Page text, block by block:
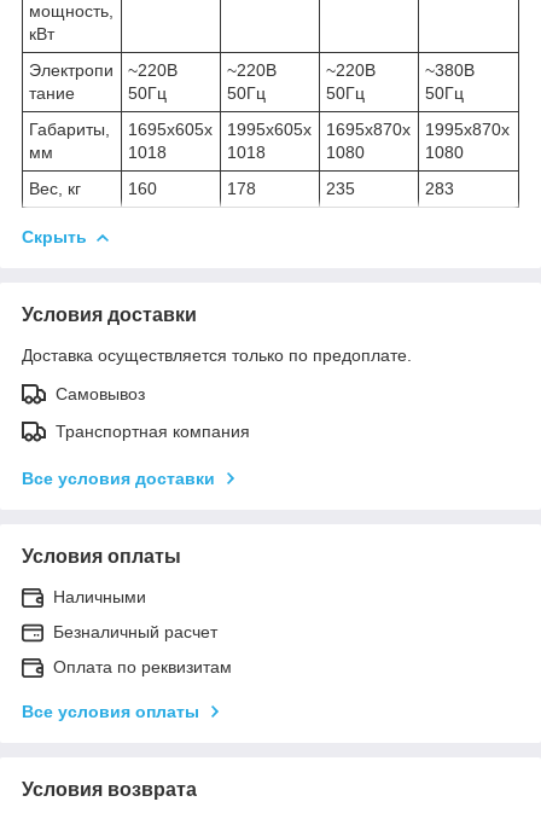
мощность,
кВт
Электропи
тание
~220В
50Гц
~220В
50Гц
~220В
50Гц
~380В
50Гц
Габариты,
мм
1695х605х
1018
1995х605х
1018
1695х870х
1080
1995х870х
1080
Вес, кг
160 178 235 283
Скрыть
Условия доставки
Доставка осуществляется только по предоплате.
Самовывоз
Транспортная компания
Все условия доставки
Условия оплаты
Наличными
Безналичный расчет
Оплата по реквизитам
Все условия оплаты
Условия возврата